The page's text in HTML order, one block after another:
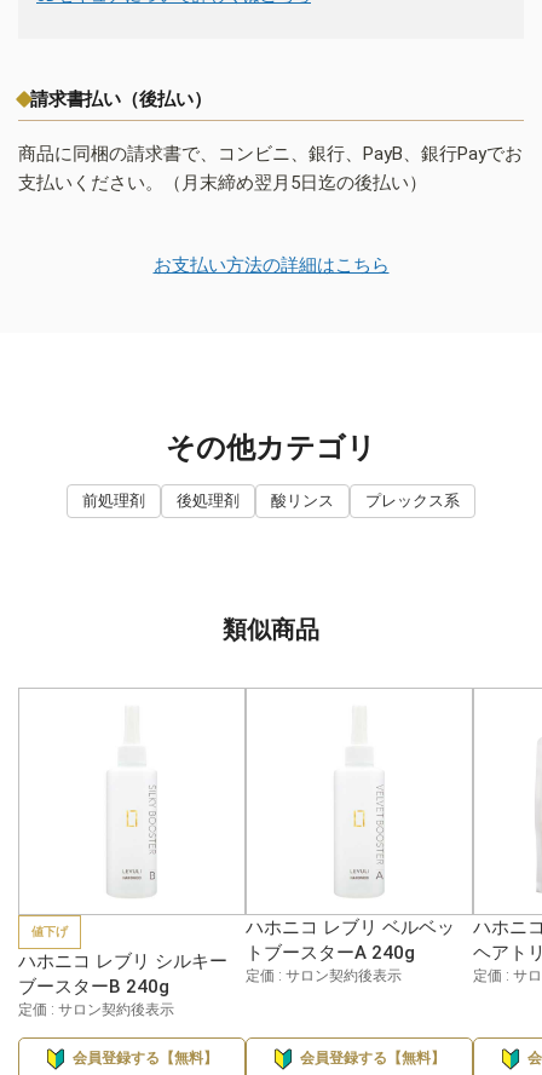
請求書払い（後払い）
商品に同梱の請求書で、コンビニ、銀行、PayB、銀行Payでお
支払いください。（月末締め翌月5日迄の後払い）
お支払い方法の詳細はこちら
その他カテゴリ
前処理剤 後処理剤 酸リンス プレックス系
類似商品
値下げ
ハホニコ レブリ シルキー
ブースターB 240g
定価 : サロン契約後表示
会員登録する【無料】
ハホニコ レブリ ベルベッ
トブースターA 240g
定価 : サロン契約後表示
会員登録する【無料】
ハホニ
ヘアト
定価 : サ